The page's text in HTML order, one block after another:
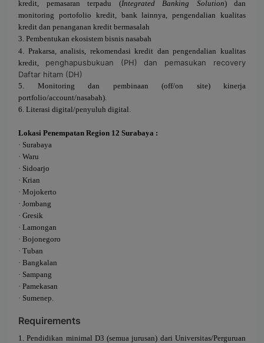
kredit, pemasaran terpadu (Integrated Banking Solution) dan
monitoring portofolio kredit, bank lainnya, pengendalian kualitas
kredit dan penanganan kredit bermasalah
3. Pembentukan ekosistem bisnis nasabah
4. Prakarsa, analisis, rekomendasi kredit dan pengendalian kualitas
kredit, penghapusbukuan (PH) dan pemasukan recovery
Daftar hitam (DH)
5. Monitoring dan pembinaan (off/on site) kinerja
portfolio/account/nasabah).
6. Literasi digital/penyuluh digital.
Lokasi Penempatan Region 12 Surabaya :
· Surabaya
· Waru
· Sidoarjo
· Krian
· Mojokerto
· Jombang
· Gresik
· Lamongan
· Bojonegoro
· Tuban
· Bangkalan
· Sampang
· Pamekasan
· Sumenep.
Requirements
1.Pendidikan minimal D3 (semua jurusan) dari Universitas/Perguruan